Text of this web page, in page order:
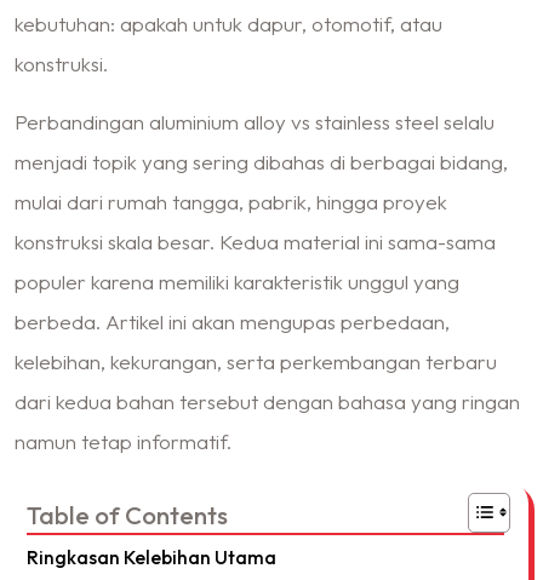
kebutuhan: apakah untuk dapur, otomotif, atau
konstruksi.
Perbandingan aluminium alloy vs stainless steel selalu
menjadi topik yang sering dibahas di berbagai bidang,
mulai dari rumah tangga, pabrik, hingga proyek
konstruksi skala besar. Kedua material ini sama-sama
populer karena memiliki karakteristik unggul yang
berbeda. Artikel ini akan mengupas perbedaan,
kelebihan, kekurangan, serta perkembangan terbaru
dari kedua bahan tersebut dengan bahasa yang ringan
namun tetap informatif.
Table of Contents
Ringkasan Kelebihan Utama